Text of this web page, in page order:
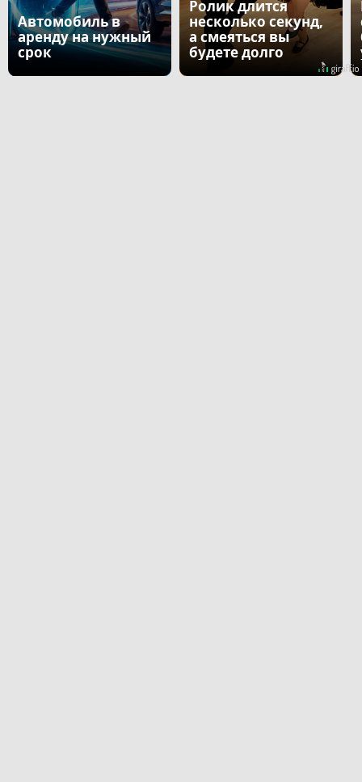
Автомобиль в
аренду на нужный
срок
Ролик длится
несколько секунд,
а смеяться вы
будете долго